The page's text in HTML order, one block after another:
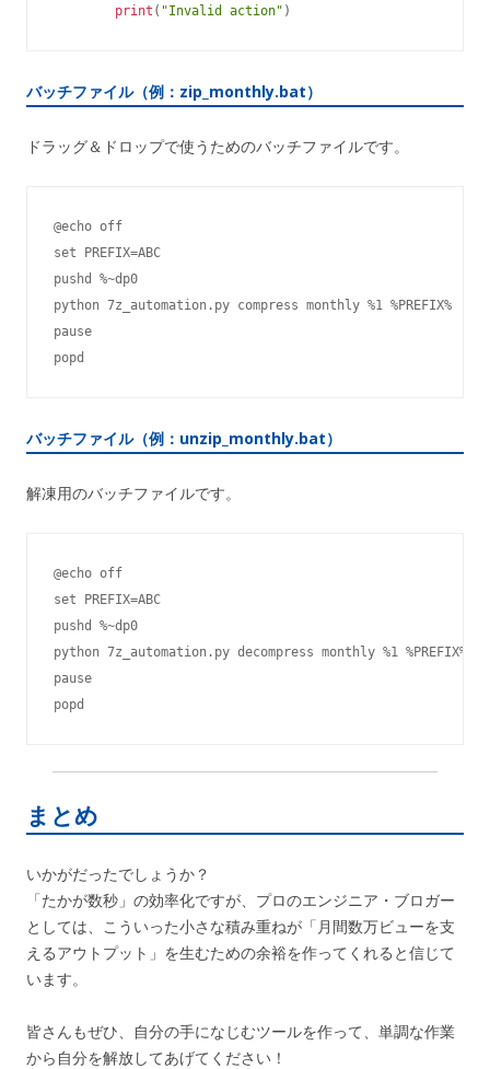
print ( "Invalid action" )
バッチファイル（例：zip_monthly.bat）
ドラッグ＆ドロップで使うためのバッチファイルです。
@echo off
set PREFIX=ABC
pushd %~dp0
python 7z_automation.py compress monthly %1 %PREFIX%
pause
popd
バッチファイル（例：unzip_monthly.bat）
解凍用のバッチファイルです。
@echo off
set PREFIX=ABC
pushd %~dp0
python 7z_automation.py decompress monthly %1 %PREFIX%
pause
popd
まとめ
いかがだったでしょうか？
「たかが数秒」の効率化ですが、プロのエンジニア・ブロガー
としては、こういった小さな積み重ねが「月間数万ビューを支
えるアウトプット」を生むための余裕を作ってくれると信じて
います。
皆さんもぜひ、自分の手になじむツールを作って、単調な作業
から自分を解放してあげてください！